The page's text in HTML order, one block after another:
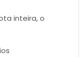
inteira, o